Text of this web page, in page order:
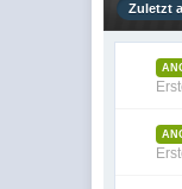
Zuletzt